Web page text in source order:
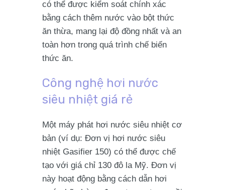
có thể được kiểm soát chính xác
bằng cách thêm nước vào bột thức
ăn thừa, mang lại độ đồng nhất và an
toàn hơn trong quá trình chế biến
thức ăn.
Công nghệ hơi nước
siêu nhiệt giá rẻ
Một máy phát hơi nước siêu nhiệt cơ
bản (ví dụ: Đơn vị hơi nước siêu
nhiệt Gasifier 150) có thể được chế
tạo với giá chỉ 130 đô la Mỹ. Đơn vị
này hoạt động bằng cách dẫn hơi